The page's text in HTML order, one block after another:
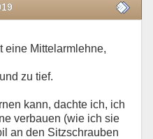
eine Mittelarmlehne,
zu tief.
kann, dachte ich, ich
verbauen (wie ich sie
an den Sitzschrauben